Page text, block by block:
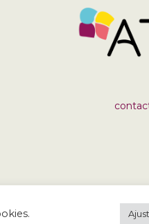
et politiques de confidentialité